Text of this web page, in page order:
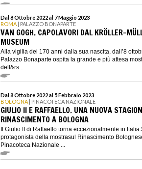
Dal 8 Ottobre 2022 al 7 Maggio 2023
ROMA | PALAZZO BONAPARTE
VAN GOGH. CAPOLAVORI DAL KRÖLLER-
MUSEUM
Alla vigilia dei 170 anni dalla sua nascita, dall’8
Palazzo Bonaparte ospita la grande e più attesa
dell&rs...
Dal 8 Ottobre 2022 al 5 Febbraio 2023
BOLOGNA | PINACOTECA NAZIONALE
GIULIO II E RAFFAELLO. UNA NUOVA
RINASCIMENTO A BOLOGNA
Il Giulio II di Raffaello torna eccezionalmente in
protagonista della mostrasul Rinascimento
Pinacoteca Nazionale ...